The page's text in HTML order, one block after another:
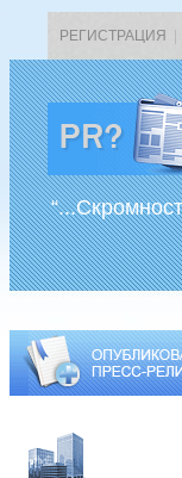
РЕГИСТРАЦИЯ